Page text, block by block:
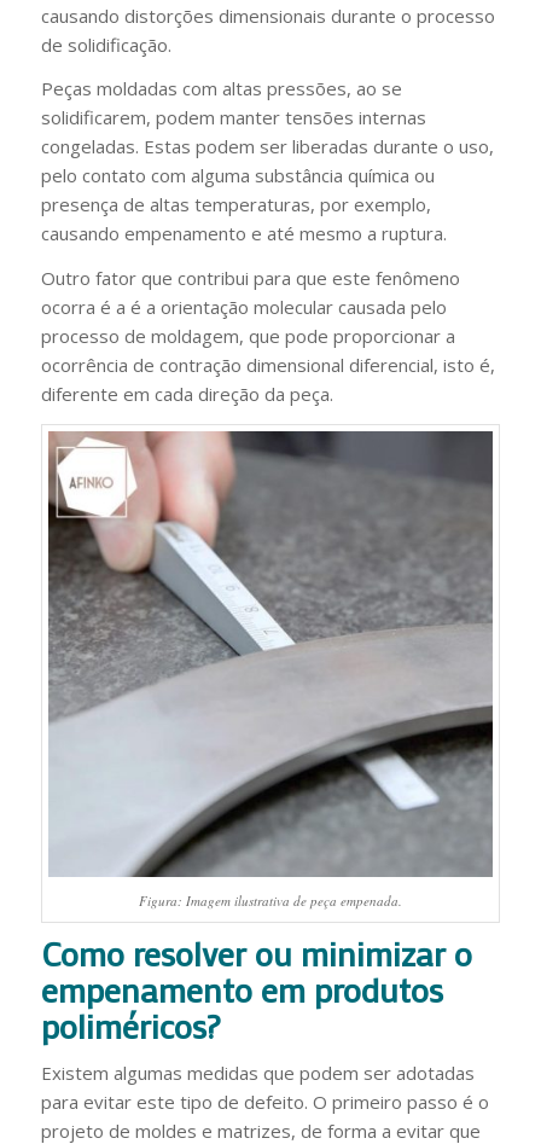
causando distorções dimensionais durante o processo
de solidificação.
Peças moldadas com altas pressões, ao se
solidificarem, podem manter tensões internas
congeladas. Estas podem ser liberadas durante o uso,
pelo contato com alguma substância química ou
presença de altas temperaturas, por exemplo,
causando empenamento e até mesmo a ruptura.
Outro fator que contribui para que este fenômeno
ocorra é a é a orientação molecular causada pelo
processo de moldagem, que pode proporcionar a
ocorrência de contração dimensional diferencial, isto é,
diferente em cada direção da peça.
Figura: Imagem ilustrativa de peça empenada.
Como resolver ou minimizar o
empenamento em produtos
poliméricos?
Existem algumas medidas que podem ser adotadas
para evitar este tipo de defeito. O primeiro passo é o
projeto de moldes e matrizes, de forma a evitar que